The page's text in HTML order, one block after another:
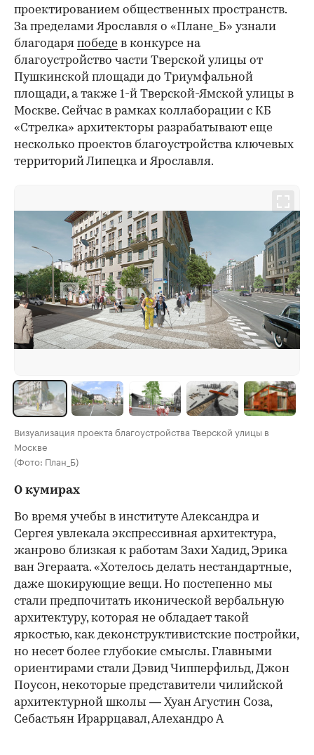
проектированием общественных пространств.
За пределами Ярославля о «Плане_Б» узнали
благодаря победе в конкурсе на
благоустройство части Тверской улицы от
Пушкинской площади до Триумфальной
площади, а также 1-й Тверской-Ямской улицы в
Москве. Сейчас в рамках коллаборации с КБ
«Стрелка» архитекторы разрабатывают еще
несколько проектов благоустройства ключевых
территорий Липецка и Ярославля.
Визуализация проекта благоустройства Тверской улицы в
Москве
(Фото: План_Б)
О кумирах
Во время учебы в институте Александра и
Сергея увлекала экспрессивная архитектура,
жанрово близкая к работам Захи Хадид, Эрика
ван Эгераата. «Хотелось делать нестандартные,
даже шокирующие вещи. Но постепенно мы
стали предпочитать иконической вербальную
архитектуру, которая не обладает такой
яркостью, как деконструктивистские постройки,
но несет более глубокие смыслы. Главными
ориентирами стали Дэвид Чипперфильд, Джон
Поусон, некоторые представители чилийской
архитектурной школы — Хуан Агустин Соза,
Себастьян Ираррцавал, Алехандро А